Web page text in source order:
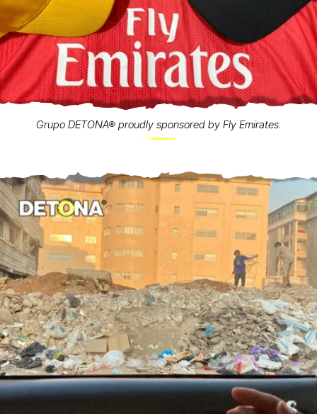
Grupo DETONA® proudly sponsored by Fly Emirates.